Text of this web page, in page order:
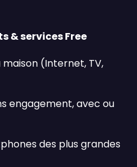
& services Free
(Internet, TV,
engagement, avec ou
des plus grandes